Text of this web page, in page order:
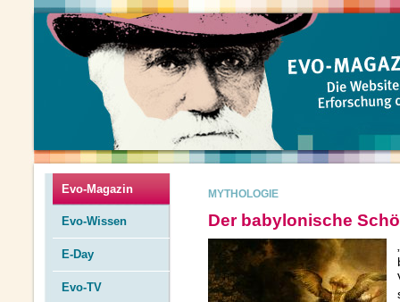
Evo-Magazin
Evo-Wissen
E-Day
Evo-TV
MYTHOLOGIE
Der babylonische